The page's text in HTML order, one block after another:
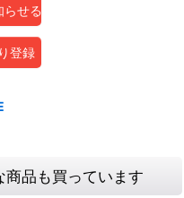
らせる
登録
商品も買っています